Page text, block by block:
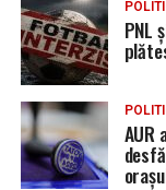
PNL
AUR